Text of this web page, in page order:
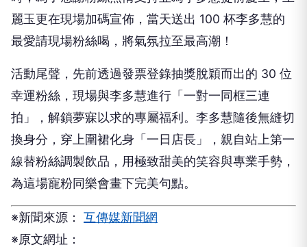
麗玉更在現場加碼宣佈，當天送出 100 杯李多慧的
最愛請現場粉絲喝，將氣氛拉至最高潮！
​活動尾聲，先前透過發票登錄抽獎脫穎而出的 30 位
幸運粉絲，現場與李多慧進行「一對一同框三連
拍」，解鎖夢寐以求的專屬福利。李多慧隨後無縫切
換身分，穿上圍裙化身「一日店長」，親自站上第一
線替粉絲調製飲品，用極致甜美的笑容與專業手勢，
為這場寵粉同樂會畫下完美句點。
※新聞來源： 互傳媒新聞網
※原文網址：